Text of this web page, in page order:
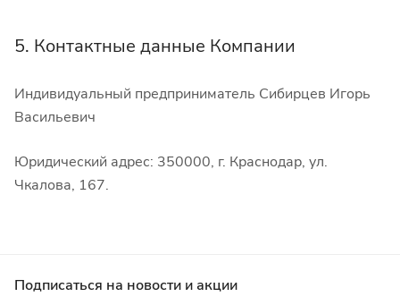
5. Контактные данные Компании
Индивидуальный предприниматель Сибирцев Игорь
Васильевич
Юридический адрес: 350000, г. Краснодар, ул.
Чкалова, 167.
Подписаться на новости и акции